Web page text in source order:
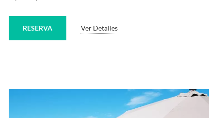
Ver Detalles
RESERVA